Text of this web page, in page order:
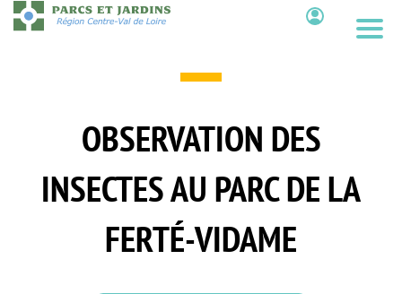
Aller
au
OBSERVATION DES
INSECTES AU PARC DE LA
FERTÉ-VIDAME